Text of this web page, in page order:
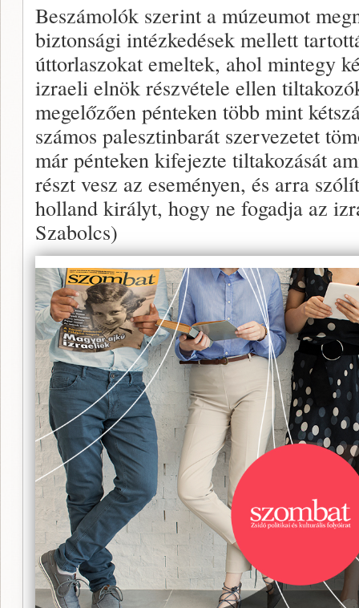
Beszámolók szerint a múzeumot
biztonsági intézkedések mellett
úttorlaszokat emeltek, ahol mintegy
izraeli elnök részvétele ellen
megelőzően pénteken több mint
számos palesztinbarát szervezetet
már pénteken kifejezte tiltakozását
részt vesz az eseményen, és arra
holland királyt, hogy ne fogadja az
Szabolcs)